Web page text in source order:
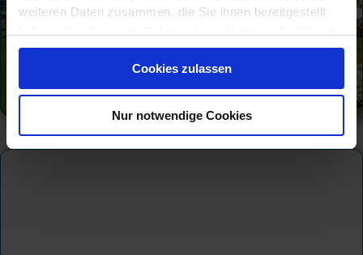
weiteren Daten zusammen, die Sie ihnen bereitgestellt
gesammelt haben.
Cookies zulassen
Nur notwendige Cookies